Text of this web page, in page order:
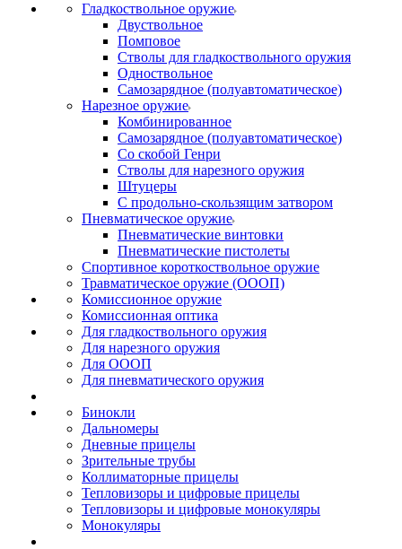
Гладкоствольное оружие
Двуствольное
Помповое
Стволы для гладкоствольного оружия
Одноствольное
Самозарядное (полуавтоматическое)
Нарезное оружие
Комбинированное
Самозарядное (полуавтоматическое)
Со скобой Генри
Стволы для нарезного оружия
Штуцеры
С продольно-скользящим затвором
Пневматическое оружие
Пневматические винтовки
Пневматические пистолеты
Спортивное короткоствольное оружие
Травматическое оружие (ОООП)
Комиссионное оружие
Комиссионная оптика
Для гладкоствольного оружия
Для нарезного оружия
Для ОООП
Для пневматического оружия
Бинокли
Дальномеры
Дневные прицелы
Зрительные трубы
Коллиматорные прицелы
Тепловизоры и цифровые прицелы
Тепловизоры и цифровые монокуляры
Монокуляры